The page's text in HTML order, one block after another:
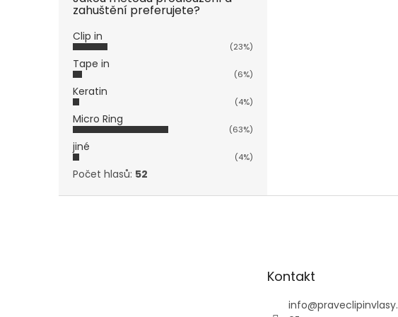
zahuštění preferujete?
Clip in
(23%)
Tape in
(6%)
Keratin
(4%)
Micro Ring
(63%)
jiné
(4%)
Počet hlasů: 52
Kontakt
info@praveclipinvlasy.